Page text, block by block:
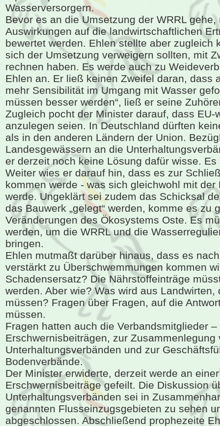
Wasserversorgern.
Bevor es an die Umsetzung der WRRL
Auswirkungen auf die landwirtschaftlichen
bewertet werden. Ehlen stellte aber zugleich
sich der Umsetzung verweigern sollten, mit
rechnen haben. Es werde auch zu
Ehlen an. Er ließ keinen Zweifel daran, dass
mehr Sensibilität im Umgang mit Wasser
müssen besser werden“, ließ er seine
Zugleich pocht der Minister darauf, dass EU-
anzulegen seien. In Deutschland dürften
als in den anderen Ländern der Union.
Landesgewässern an die
er derzeit noch keine Lösung dafür wisse.
Weiter wies er darauf hin, dass es zur
kommen werde - was sich gleichwohl mit
werde. Ungeklärt sei zudem das Schicksal
das Bauwerk „gelegt“ werden, komme es zu
Veränderungen des Ökosystems Oste. Es
werden, um die WRRL und die
bringen.
Ehlen mutmaßt darüber hinaus, dass es
verstärkt zu Überschwemmungen kommen
Schadensersatz? Die Nährstoffeinträge
werden. Aber wie? Was wird aus
müssen? Fragen über Fragen, auf die
müssen.
Fragen hatten auch die Verbandsmitglieder
Erschwernisbeiträgen, zur Zusammenlegung
Unterhaltungsverbänden und zur
Bodenverbände.
Der Minister erwiderte, derzeit werde an
Erschwernisbeiträge gefeilt. Die Diskussion
Unterhaltungsverbänden sei in
genannten Flusseinzugsgebieten zu sehen
abgeschlossen. Abschließend prophezeite